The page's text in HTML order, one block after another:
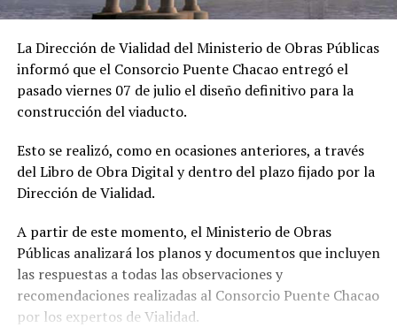
La Dirección de Vialidad del Ministerio de Obras Públicas
informó que el Consorcio Puente Chacao entregó el
pasado viernes 07 de julio el diseño definitivo para la
construcción del viaducto.
Esto se realizó, como en ocasiones anteriores, a través
del Libro de Obra Digital y dentro del plazo fijado por la
Dirección de Vialidad.
A partir de este momento, el Ministerio de Obras
Públicas analizará los planos y documentos que incluyen
las respuestas a todas las observaciones y
recomendaciones realizadas al Consorcio Puente Chacao
por los expertos de Vialidad.